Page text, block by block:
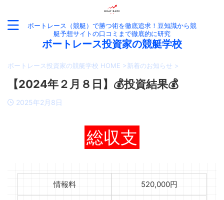
ボートレース（競艇）で勝つ術を徹底追求！豆知識から競
艇予想サイトの口コミまで徹底的に研究
ボートレース投資家の競艇学校
ボートレース投資家の競艇学校 HOME >新着のお知らせ >
【2024年２月８日】💰投資結果💰
2025年2月8日
総収支
情報料 520,000円